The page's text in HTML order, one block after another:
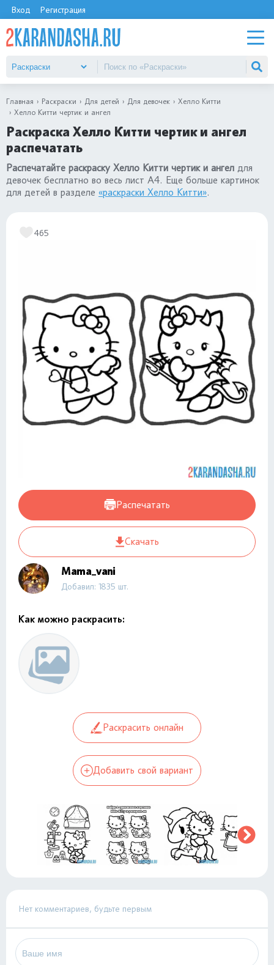
Вход Регистрация
Главная Раскраски Для детей Для девочек
Хелло Китти
Хелло Китти чертик и ангел
Раскраска Хелло Китти чертик и ангел
распечатать
Распечатайте раскраску Хелло Китти чертик и ангел для
девочек бесплатно во весь лист А4. Еще больше картинок
для детей в разделе «раскраски Хелло Китти».
465
Распечатать
Скачать
Mama_vani
Добавил: 1835 шт.
Как можно раскрасить:
Раскрасить онлайн
Добавить свой вариант
Нет комментариев, будьте первым